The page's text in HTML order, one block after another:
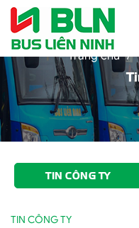
Trang chủ
TIN CÔNG TY
TIN CÔNG TY